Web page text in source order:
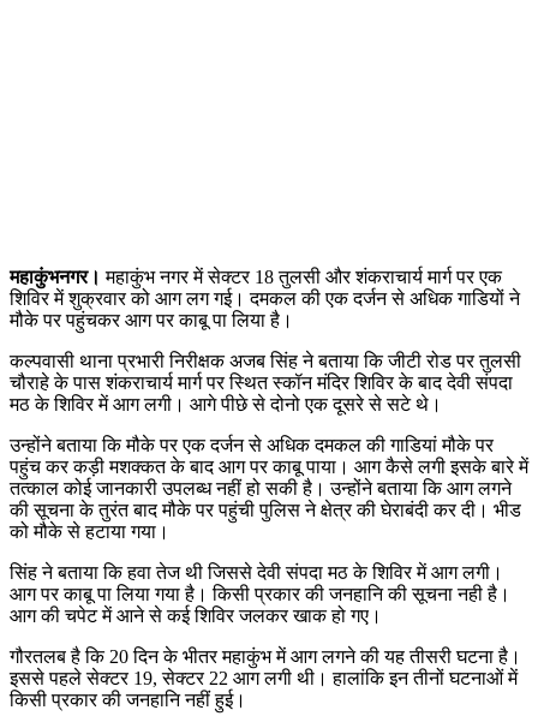
महाकुंभनगर। महाकुंभ नगर में सेक्टर 18 तुलसी और शंकराचार्य मार्ग पर एक
शिविर में शुक्रवार को आग लग गई। दमकल की एक दर्जन से अधिक गाडियों ने
मौके पर पहुंचकर आग पर काबू पा लिया है।
कल्पवासी थाना प्रभारी निरीक्षक अजब सिंह ने बताया कि जीटी रोड पर तुलसी
चौराहे के पास शंकराचार्य मार्ग पर स्थित स्कॉन मंदिर शिविर के बाद देवी संपदा
मठ के शिविर में आग लगी। आगे पीछे से दोनो एक दूसरे से सटे थे।
उन्होंने बताया कि मौके पर एक दर्जन से अधिक दमकल की गाडियां मौके पर
पहुंच कर कड़ी मशक्कत के बाद आग पर काबू पाया। आग कैसे लगी इसके बारे में
तत्काल कोई जानकारी उपलब्ध नहीं हो सकी है। उन्होंने बताया कि आग लगने
की सूचना के तुरंत बाद मौके पर पहुंची पुलिस ने क्षेत्र की घेराबंदी कर दी। भीड
को मौके से हटाया गया।
सिंह ने बताया कि हवा तेज थी जिससे देवी संपदा मठ के शिविर में आग लगी।
आग पर काबू पा लिया गया है। किसी प्रकार की जनहानि की सूचना नही है।
आग की चपेट में आने से कई शिविर जलकर खाक हो गए।
गौरतलब है कि 20 दिन के भीतर महाकुंभ में आग लगने की यह तीसरी घटना है।
इससे पहले सेक्टर 19, सेक्टर 22 आग लगी थी। हालांकि इन तीनों घटनाओं में
किसी प्रकार की जनहानि नहीं हुई।